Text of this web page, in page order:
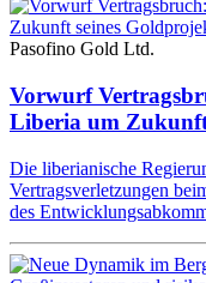
Pasofino Gold Ltd.
Vorwurf
Liberia um
Die liberianische
Vertragsverletzungen
des